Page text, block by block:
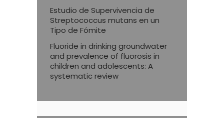
Estudio de Supervivencia de
Streptococcus mutans en un
Tipo de Fómite
Fluoride in drinking groundwater
and prevalence of fluorosis in
children and adolescents: A
systematic review